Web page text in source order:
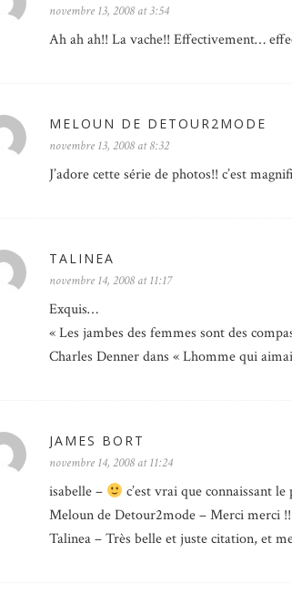
novembre 13, 2008 at 3:54
Ah ah ah!! La vache!! Effectivement…
MELOUN DE DETOUR2MODE
novembre 13, 2008 at 8:32
J’adore cette série de photos!! c’est
TALINEA
novembre 14, 2008 at 11:17
Exquis…
« Les jambes des femmes sont des
Charles Denner dans « Lhomme qui
JAMES BORT
novembre 14, 2008 at 11:24
isabelle –
c’est vrai que connaissant
Meloun de Detour2mode – Merci merci !!
Talinea – Très belle et juste citation, et